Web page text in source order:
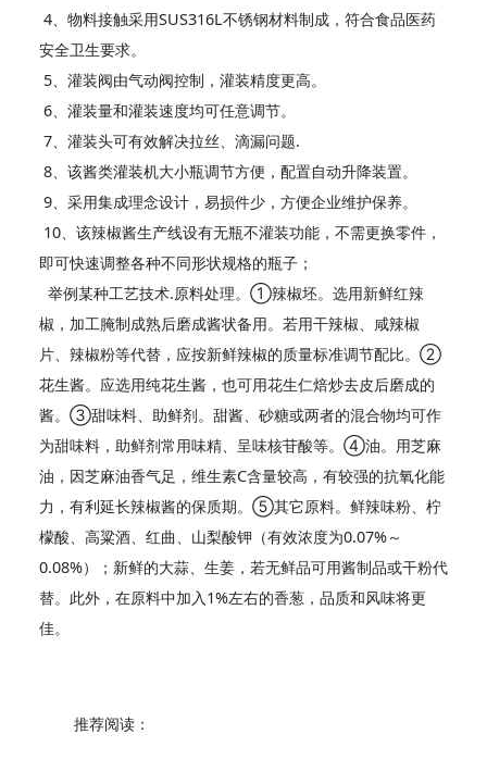
4、物料接触采用SUS316L不锈钢材料制成，符合食品医药
安全卫生要求。
5、灌装阀由气动阀控制，灌装精度更高。
6、灌装量和灌装速度均可任意调节。
7、灌装头可有效解决拉丝、滴漏问题.
8、该酱类灌装机大小瓶调节方便，配置自动升降装置。
9、采用集成理念设计，易损件少，方便企业维护保养。
10、该辣椒酱生产线设有无瓶不灌装功能，不需更换零件，
即可快速调整各种不同形状规格的瓶子；
举例某种工艺技术.原料处理。①辣椒坯。选用新鲜红辣
椒，加工腌制成熟后磨成酱状备用。若用干辣椒、咸辣椒
片、辣椒粉等代替，应按新鲜辣椒的质量标准调节配比。②
花生酱。应选用纯花生酱，也可用花生仁焙炒去皮后磨成的
酱。③甜味料、助鲜剂。甜酱、砂糖或两者的混合物均可作
为甜味料，助鲜剂常用味精、呈味核苷酸等。④油。用芝麻
油，因芝麻油香气足，维生素C含量较高，有较强的抗氧化能
力，有利延长辣椒酱的保质期。⑤其它原料。鲜辣味粉、柠
檬酸、高粱酒、红曲、山梨酸钾（有效浓度为0.07%～
0.08%）；新鲜的大蒜、生姜，若无鲜品可用酱制品或干粉代
替。此外，在原料中加入1%左右的香葱，品质和风味将更
佳。
推荐阅读：